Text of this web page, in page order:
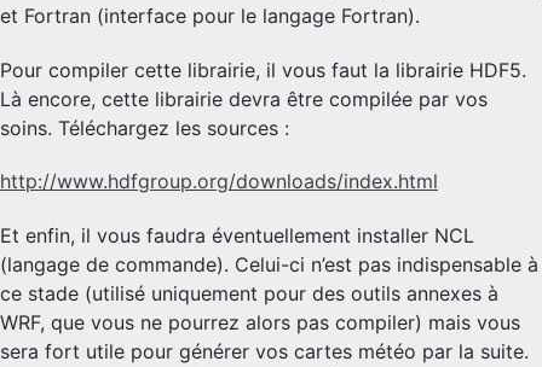
et Fortran (interface pour le langage Fortran).
Pour compiler cette librairie, il vous faut la librairie HDF5.
Là encore, cette librairie devra être compilée par vos
soins. Téléchargez les sources :
http://www.hdfgroup.org/downloads/index.html
Et enfin, il vous faudra éventuellement installer NCL
(langage de commande). Celui-ci n’est pas indispensable à
ce stade (utilisé uniquement pour des outils annexes à
WRF, que vous ne pourrez alors pas compiler) mais vous
sera fort utile pour générer vos cartes météo par la suite.